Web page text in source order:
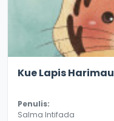
Kue Lapis Harimau
Penulis:
Salma Intifada